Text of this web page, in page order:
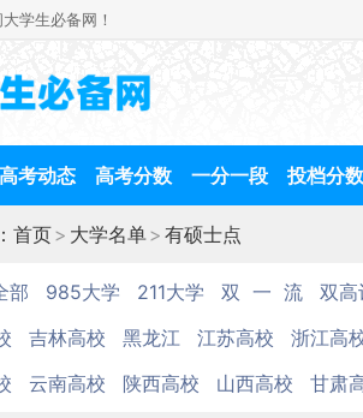
学生必备网！
高考动态 高考分数 一分一段 投档分数
首页> 大学名单> 有硕士点
部 985大学 211大学 双 一 流
双高
吉林高校 黑龙江 江苏高校
浙江高
云南高校 陕西高校 山西高校 甘肃